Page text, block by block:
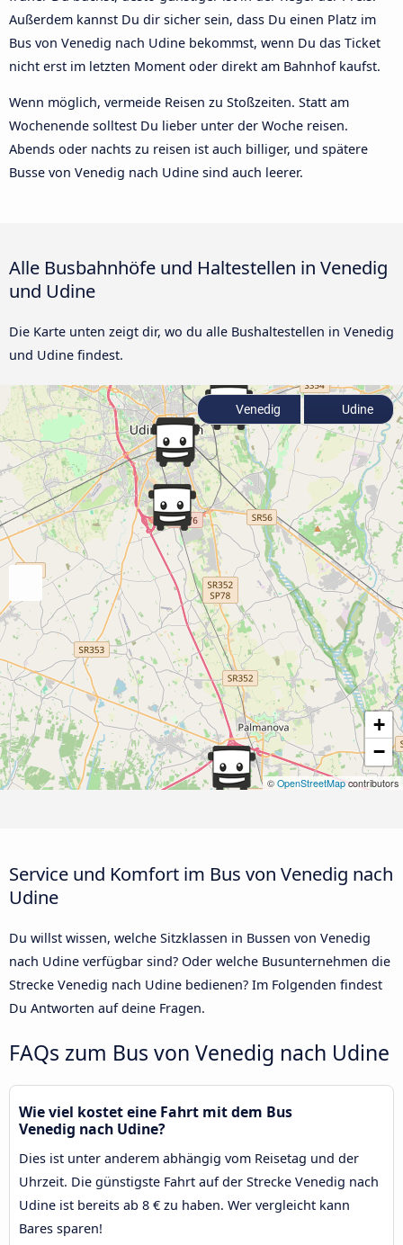
Außerdem kannst Du dir sicher sein, dass Du einen Platz im
Bus von Venedig nach Udine bekommst, wenn Du das Ticket
nicht erst im letzten Moment oder direkt am Bahnhof kaufst.
Wenn möglich, vermeide Reisen zu Stoßzeiten. Statt am
Wochenende solltest Du lieber unter der Woche reisen.
Abends oder nachts zu reisen ist auch billiger, und spätere
Busse von Venedig nach Udine sind auch leerer.
Alle Busbahnhöfe und Haltestellen in Venedig
und Udine
Die Karte unten zeigt dir, wo du alle Bushaltestellen in Venedig
und Udine findest.
+
−
© OpenStreetMapcontributors
Venedig Udine
Service und Komfort im Bus von Venedig nach
Udine
Du willst wissen, welche Sitzklassen in Bussen von Venedig
nach Udine verfügbar sind? Oder welche Busunternehmen die
Strecke Venedig nach Udine bedienen? Im Folgenden findest
Du Antworten auf deine Fragen.
FAQs zum Bus von Venedig nach Udine
Wie viel kostet eine Fahrt mit dem Bus
Venedig nach Udine?
Dies ist unter anderem abhängig vom Reisetag und der
Uhrzeit. Die günstigste Fahrt auf der Strecke Venedig nach
Udine ist bereits ab 8 € zu haben. Wer vergleicht kann
Bares sparen!